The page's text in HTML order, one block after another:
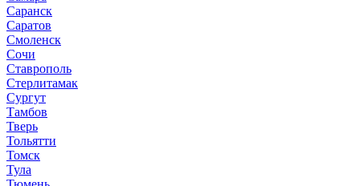
Саранск
Саратов
Смоленск
Сочи
Ставрополь
Стерлитамак
Сургут
Тамбов
Тверь
Тольятти
Томск
Тула